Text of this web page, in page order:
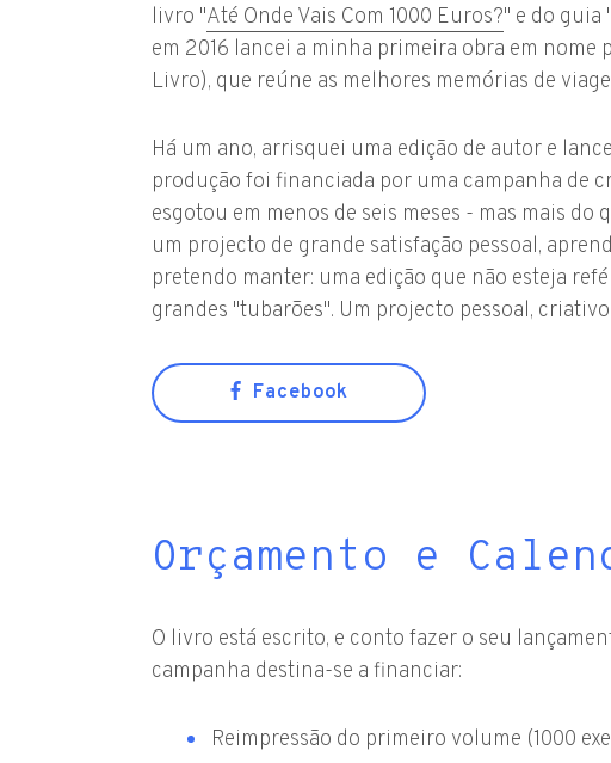
livro "Até Onde Vais Com 1000 Euros?" e do guia "
em 2016 lancei a minha primeira obra em nome
Livro), que reúne as melhores memórias de
Há um ano, arrisquei uma edição de autor e
produção foi financiada por uma campanha de
esgotou em menos de seis meses - mas mais do
um projecto de grande satisfação pessoal,
pretendo manter: uma edição que não esteja
grandes "tubarões". Um projecto pessoal,
Facebook
Orçamento e
O livro está escrito, e conto fazer o seu
campanha destina-se a financiar:
Reimpressão do primeiro volume (1000